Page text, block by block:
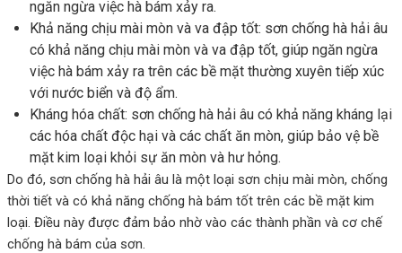
ngăn ngừa việc hà bám xảy ra.
Khả năng chịu mài mòn và va đập tốt: sơn chống hà hải âu
có khả năng chịu mài mòn và va đập tốt, giúp ngăn ngừa
việc hà bám xảy ra trên các bề mặt thường xuyên tiếp xúc
với nước biển và độ ẩm.
Kháng hóa chất: sơn chống hà hải âu có khả năng kháng lại
các hóa chất độc hại và các chất ăn mòn, giúp bảo vệ bề
mặt kim loại khỏi sự ăn mòn và hư hỏng.
Do đó, sơn chống hà hải âu là một loại sơn chịu mài mòn, chống
thời tiết và có khả năng chống hà bám tốt trên các bề mặt kim
loại. Điều này được đảm bảo nhờ vào các thành phần và cơ chế
chống hà bám của sơn.